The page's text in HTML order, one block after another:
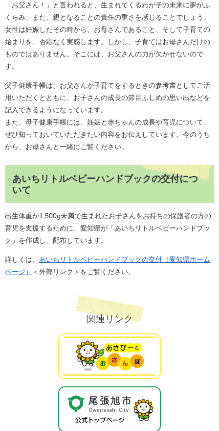
「お父さん！」と言われると、生まれてくるわが子の未来に夢がふ
くらみ、また、親となることの責任の重さを感じることでしょう。
女性は妊娠したその時から、お母さんであること、そして子育ての
始まりを、否応なく実感します。しかし、子育てはお母さんだけの
ものではありません。そこには、お父さんの力が欠かせないので
す。
父子健康手帳は、お父さんが子育てをするときの参考書としてご活
用いただくとともに、お子さんの成長の節目ふしめの思い出などを
記入できるようになっています。
また、母子健康手帳には、妊娠と赤ちゃんの成長や育児について、
ぜひ知っておいていただきたい内容をお伝えしています。今のうち
から、お母さんと一緒にご覧ください。
あいちリトルベビーハンドブックの交付につ
いて
出生体重が1,500g未満で生まれたお子さんをお持ちの保護者の方の
育児を支援するために、愛知県が「あいちリトルベビーハンドブッ
ク」を作成し、配布しています。
詳しくは、 あいちリトルベビーハンドブックの交付（愛知県ホーム
ページ）
＜外部リンク＞ をご覧ください。
関連リンク